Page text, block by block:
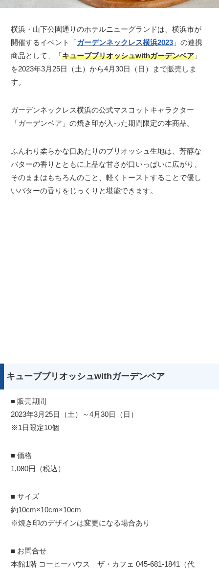
横浜・山下公園通りのホテルニューグランドは、横浜市が
開催するイベント「ガーデンネックレス横浜2023 」の連携
商品として、「キューブブリオッシュwithガーデンベア 」
を2023年3月25日（土）から4月30日（日）まで販売しま
す。
ガーデンネックレス横浜の公式マスコットキャラクター
「ガーデンベア」の焼き印が入った期間限定の本商品。
ふんわり柔らかな口あたりのブリオッシュ生地は、芳醇な
バターの香りとともに上品な甘さが口いっぱいに広がり、
そのままはもちろんのこと、軽くトーストすることで優し
いバターの香りをじっくりと堪能できます。
キューブブリオッシュwithガーデンベア
■ 販売期間
2023年3月25日（土）～4月30日（日）
※1日限定10個
■ 価格
1,080円（税込）
■ サイズ
約10cm×10cm×10cm
※焼き印のデザインは変更になる場合あり
■ お問合せ
本館1階 コーヒーハウス ザ・カフェ 045-681-1841（代